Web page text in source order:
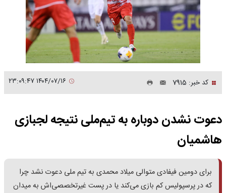
کد خبر: 7915
دعوت نشدن دوباره به تیم‌ملی نتیجه لجبازی
هاشمیان
برای دومین فیفادی متوالی میلاد محمدی به تیم ملی دعوت نشد چرا
که در پرسپولیس کم بازی می‌کند یا در پست غیرتخصصی‌اش به میدان